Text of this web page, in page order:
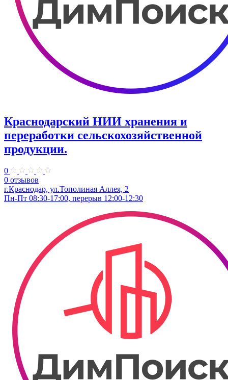
Краснодарский НИИ хранения и
переработки сельскохозяйственной
продукции.
0
0 отзывов
г.Краснодар, ул.Тополиная Аллея, 2
Пн-Пт 08:30-17:00, перерыв 12:00-12:30